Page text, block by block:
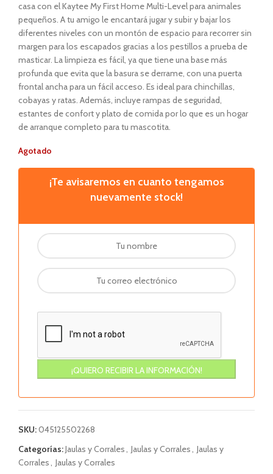
casa con el Kaytee My First Home Multi-Level para animales
pequeños. A tu amigo le encantará jugar y subir y bajar los
diferentes niveles con un montón de espacio para recorrer sin
margen para los escapados gracias a los pestillos a prueba de
masticar. La limpieza es fácil, ya que tiene una base más
profunda que evita que la basura se derrame, con una puerta
frontal ancha para un fácil acceso. Es ideal para chinchillas,
cobayas y ratas. Además, incluye rampas de seguridad,
estantes de confort y plato de comida por lo que es un hogar
de arranque completo para tu mascotita.
Agotado
¡Te avisaremos en cuanto tengamos
nuevamente stock!
SKU:045125502268
Categorías:Jaulas y Corrales, Jaulas y Corrales, Jaulas y
Corrales, Jaulas y Corrales